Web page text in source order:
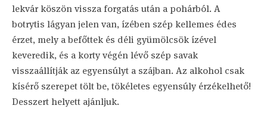
lekvár köszön vissza forgatás után a pohárból. A
botrytis lágyan jelen van, ízében szép kellemes édes
érzet, mely a befőttek és déli gyümölcsök ízével
keveredik, és a korty végén lévő szép savak
visszaállítják az egyensúlyt a szájban. Az alkohol csak
kísérő szerepet tölt be, tökéletes egyensúly érzékelhető!
Desszert helyett ajánljuk.